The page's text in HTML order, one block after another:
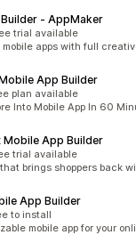
‑ AppMaker
trial available
mobile apps with full
App Builder
plan available
Into Mobile App In 60
Mobile App Builder
trial available
brings shoppers back
App Builder
to install
mobile app for your